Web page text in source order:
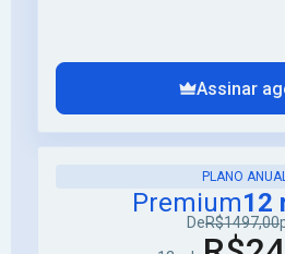
Assinar
PLANO
Premium12
DeR$1497,00